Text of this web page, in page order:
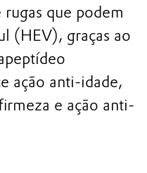
rugas que podem
(HEV), graças ao
ação anti-idade,
e ação anti-